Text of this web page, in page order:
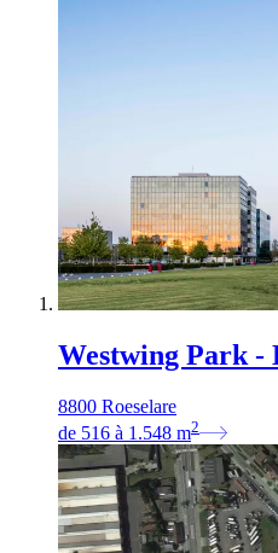
Westwing Park -
8800 Roeselare
de 516 à 1.548 m2